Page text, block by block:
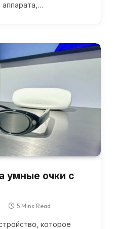
аппарата,…
умные очки с
5 Mins Read
которое